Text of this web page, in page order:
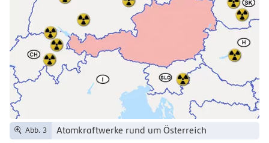
Abb. 3 Atomkraftwerke rund um Österreich